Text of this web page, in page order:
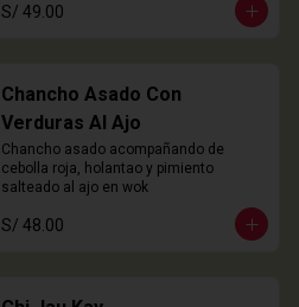
S/ 49.00
Chancho Asado Con
Verduras Al Ajo
Chancho asado acompañando de
cebolla roja, holantao y pimiento
salteado al ajo en wok
S/ 48.00